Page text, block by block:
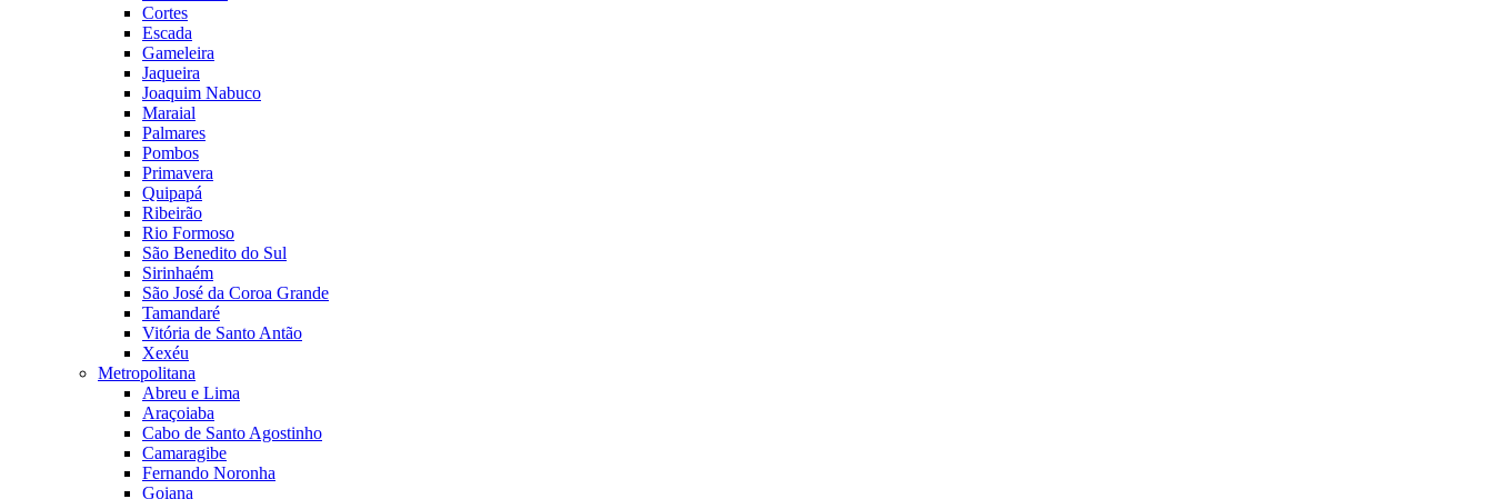
Cortes
Escada
Gameleira
Jaqueira
Joaquim Nabuco
Maraial
Palmares
Pombos
Primavera
Quipapá
Ribeirão
Rio Formoso
São Benedito do Sul
Sirinhaém
São José da Coroa Grande
Tamandaré
Vitória de Santo Antão
Xexéu
Metropolitana
Abreu e Lima
Araçoiaba
Cabo de Santo Agostinho
Camaragibe
Fernando Noronha
Goiana